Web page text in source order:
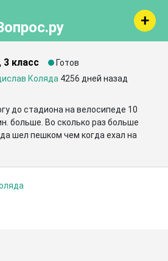
класс
Готов
Коляда 4256 дней назад
до стадиона на велосипеде 10
больше. Во сколько раз больше
шел пешком чем когда ехал на